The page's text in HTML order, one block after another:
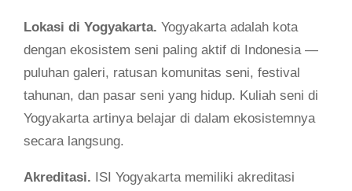
Lokasi di Yogyakarta. Yogyakarta adalah kota
dengan ekosistem seni paling aktif di Indonesia —
puluhan galeri, ratusan komunitas seni, festival
tahunan, dan pasar seni yang hidup. Kuliah seni di
Yogyakarta artinya belajar di dalam ekosistemnya
secara langsung.
Akreditasi. ISI Yogyakarta memiliki akreditasi